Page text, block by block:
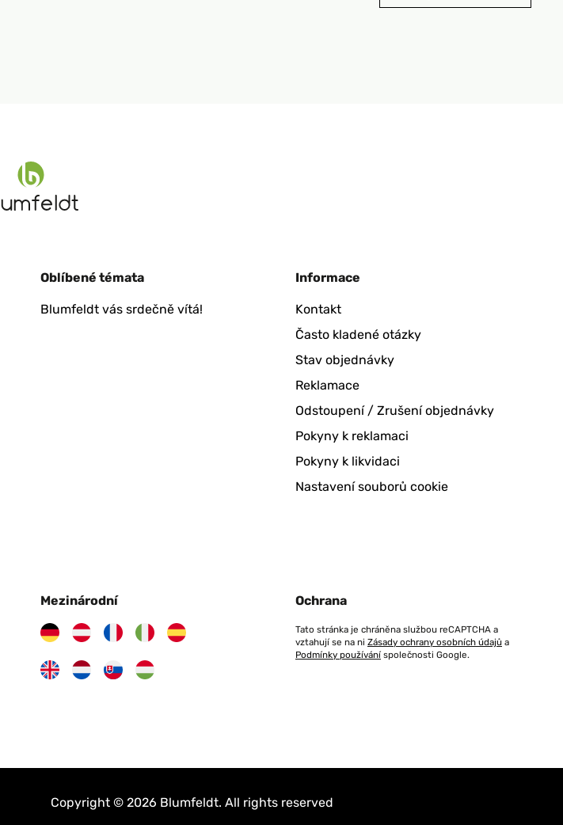
Oblíbené témata
Blumfeldt vás srdečně vítá!
Informace
Kontakt
Často kladené otázky
Stav objednávky
Reklamace
Odstoupení / Zrušení objednávky
Pokyny k reklamaci
Pokyny k likvidaci
Nastavení souborů cookie
Mezinárodní Ochrana
Tato stránka je chráněna službou reCAPTCHA a
vztahují se na ni Zásady ochrany osobních údajů a
Podmínky používání společnosti Google.
Copyright © 2026 Blumfeldt. All rights reserved